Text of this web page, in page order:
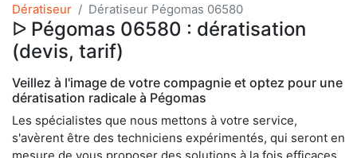
Dératiseur Dératiseur Pégomas 06580
ᐅ Pégomas 06580 : dératisation
(devis, tarif)
Veillez à l'image de votre compagnie et optez pour une
dératisation radicale à Pégomas
Les spécialistes que nous mettons à votre service,
s'avèrent être des techniciens expérimentés, qui seront en